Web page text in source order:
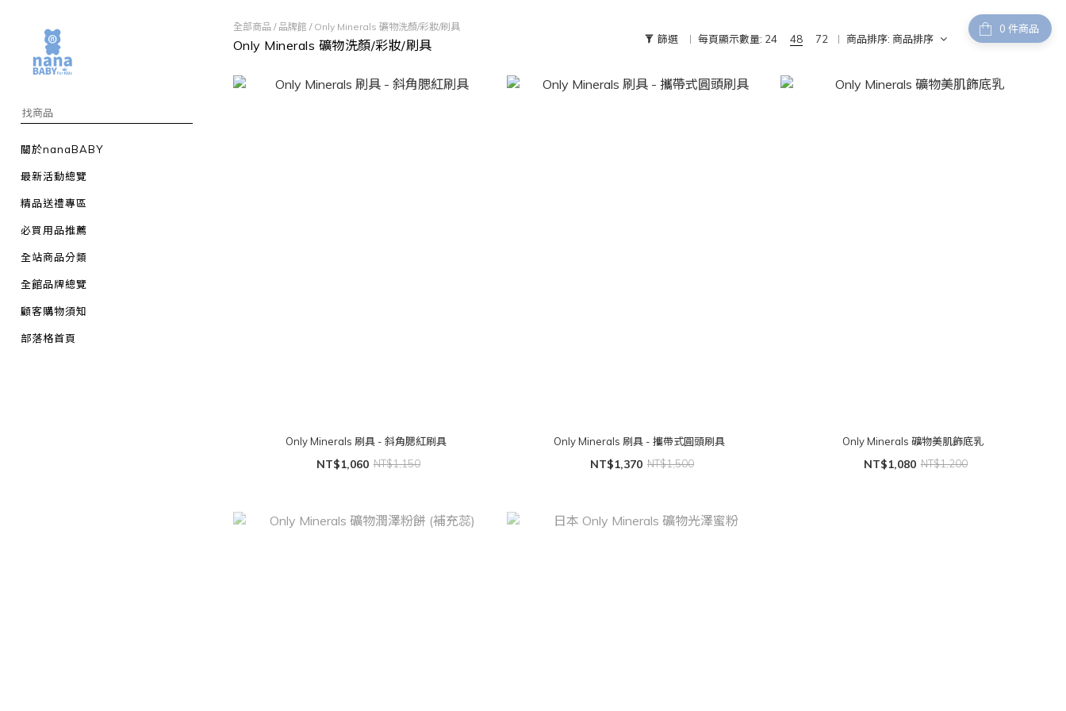
關於nanaBABY
最新活動總覽
精品送禮專區
必買用品推薦
全站商品分類
全館品牌總覽
顧客購物須知
部落格首頁
件商品
全部商品 / 品牌館 / Only Minerals 礦物洗顏/彩妝/刷具
Only Minerals 礦物洗顏/彩妝/刷具 篩選 每頁顯示數量: 24 48 72 商品排序: 商品排序
Only Minerals 刷具 - 斜角腮紅刷具
NT$1,060 NT$1,150
Only Minerals 刷具 - 攜帶式圓頭刷具
NT$1,370 NT$1,500
Only Minerals 礦物美肌飾底乳
NT$1,080 NT$1,200